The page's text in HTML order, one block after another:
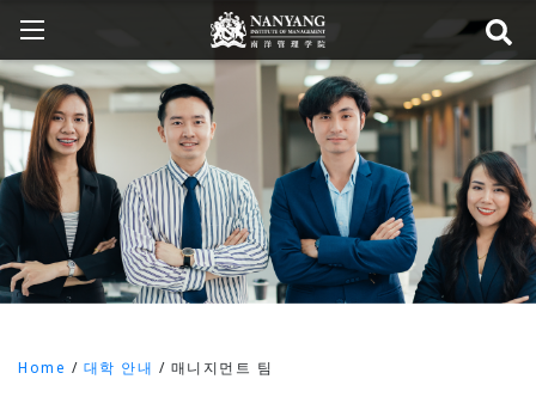
Home / 대학 안내 / 매니지먼트 팀